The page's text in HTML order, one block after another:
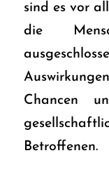
sind es vor
die
Chancen
Betroffenen.